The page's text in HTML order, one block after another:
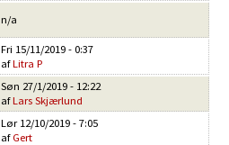
n/a
Fri 15/11/2019 - 0:37
afLitra P
Søn 27/1/2019 - 12:22
afLars Skjærlund
Lør 12/10/2019 - 7:05
af Gert